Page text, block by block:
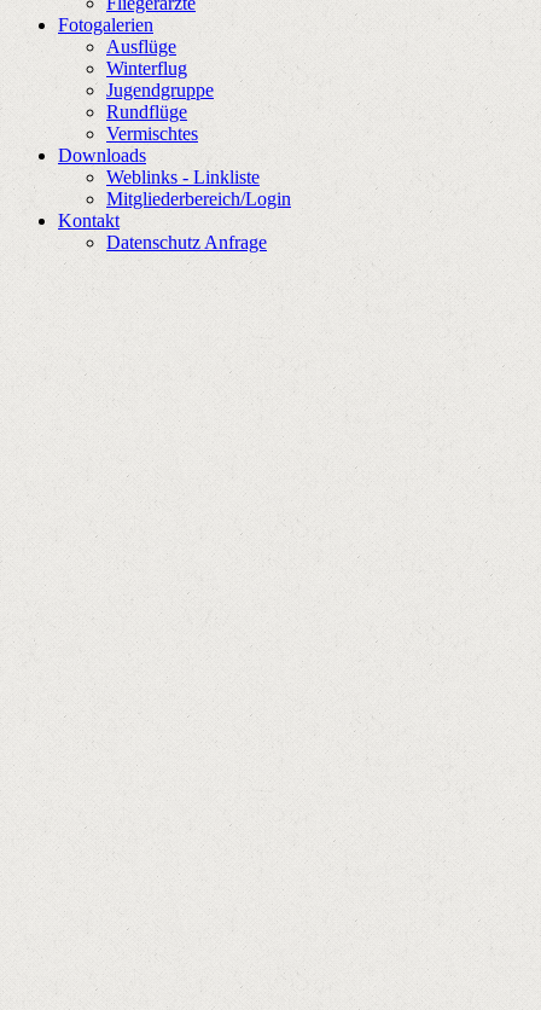
Fotogalerien
Ausflüge
Winterflug
Jugendgruppe
Rundflüge
Vermischtes
Downloads
Weblinks - Linkliste
Mitgliederbereich/Login
Kontakt
Datenschutz Anfrage